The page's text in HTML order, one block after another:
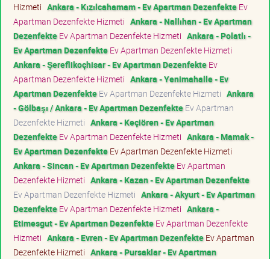
Hizmeti Ankara - Kızılcahamam - Ev Apartman DezenfekteEv
Apartman Dezenfekte Hizmeti Ankara - Nallıhan - Ev Apartman
DezenfekteEv Apartman Dezenfekte Hizmeti Ankara - Polatlı -
Ev Apartman DezenfekteEv Apartman Dezenfekte Hizmeti
Ankara - Şereflikoçhisar - Ev Apartman DezenfekteEv
Apartman Dezenfekte Hizmeti Ankara - Yenimahalle - Ev
Apartman DezenfekteEv Apartman Dezenfekte Hizmeti Ankara
- Gölbaşı / Ankara - Ev Apartman DezenfekteEv Apartman
Dezenfekte Hizmeti Ankara - Keçiören - Ev Apartman
DezenfekteEv Apartman Dezenfekte Hizmeti Ankara - Mamak -
Ev Apartman DezenfekteEv Apartman Dezenfekte Hizmeti
Ankara - Sincan - Ev Apartman DezenfekteEv Apartman
Dezenfekte Hizmeti Ankara - Kazan - Ev Apartman Dezenfekte
Ev Apartman Dezenfekte Hizmeti Ankara - Akyurt - Ev Apartman
DezenfekteEv Apartman Dezenfekte Hizmeti Ankara -
Etimesgut - Ev Apartman DezenfekteEv Apartman Dezenfekte
Hizmeti Ankara - Evren - Ev Apartman DezenfekteEv Apartman
Dezenfekte Hizmeti Ankara - Pursaklar - Ev Apartman